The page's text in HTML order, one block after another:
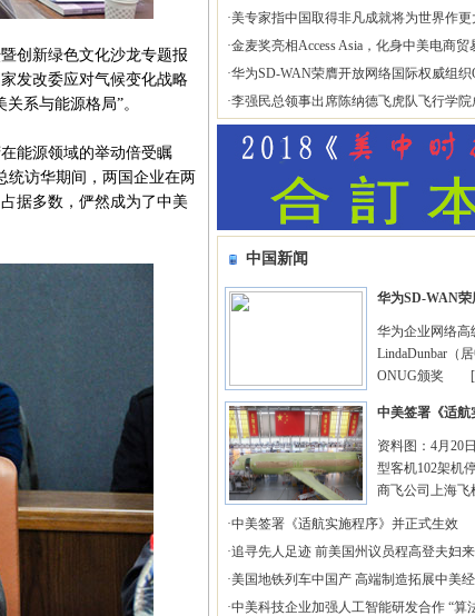
创新绿色文化沙龙专题报
发改委应对气候变化战略
系与能源格局”。
能源领域的举动倍受瞩
统访华期间，两国企业在两
据多数，俨然成为了中美
·美专家指中国取得非凡成就将为世界作更
·金麦奖亮相Access Asia，化身中美电商贸
·华为SD-WAN荣膺开放网络国际权威组
·李强民总领事出席陈纳德飞虎队飞行学院
中国新闻
华为SD-WAN荣
华为企业网络高
LindaDunbar（
ONUG颁奖 [
中美签署《适航
资料图：4月20
型客机102架机
商飞公司上海飞
·中美签署《适航实施程序》并正式生效
·追寻先人足迹 前美国州议员程高登夫妇
·美国地铁列车中国产 高端制造拓展中美
·中美科技企业加强人工智能研发合作 “算